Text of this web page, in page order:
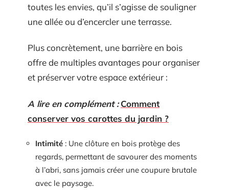
toutes les envies, qu’il s’agisse de souligner
une allée ou d’encercler une terrasse.
Plus concrètement, une barrière en bois
offre de multiples avantages pour organiser
et préserver votre espace extérieur :
A lire en complément : Comment
conserver vos carottes du jardin ?
Intimité : Une clôture en bois protège des
regards, permettant de savourer des moments
à l’abri, sans jamais créer une coupure brutale
avec le paysage.